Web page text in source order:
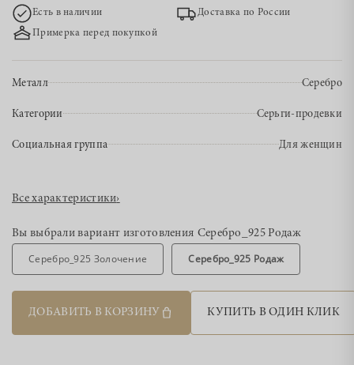
Есть в наличии
Доставка по России
Примерка перед покупкой
Металл Серебро
Категории Серьги-продевки
Социальная группа Для женщин
Все характеристики›
Вы выбрали вариант изготовления Серебро_925 Родаж
Серебро_925 Золочение Серебро_925 Родаж
ДОБАВИТЬ В КОРЗИНУ КУПИТЬ В ОДИН КЛИК